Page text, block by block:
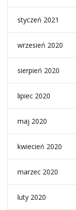
styczeń 2021
wrzesień 2020
sierpień 2020
lipiec 2020
maj 2020
kwiecień 2020
marzec 2020
luty 2020